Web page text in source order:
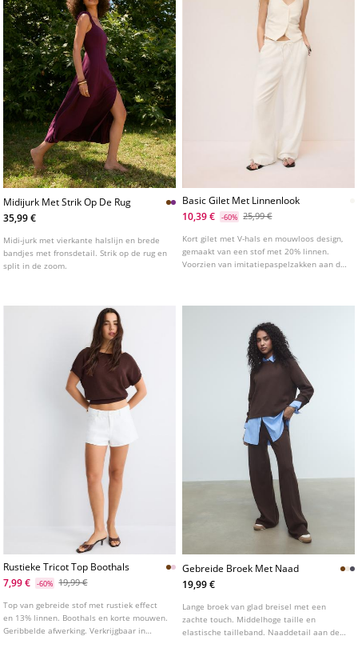
Midijurk Met Strik Op De Rug
35,99 €
Midi-jurk met vierkante halslijn en brede
bandjes met fronsdetail. Strik op de rug en
split in de zoom.
Basic Gilet Met Linnenlook
10,39 €
-60% 25,99 €
Kort gilet met V-hals en mouwloos design,
gemaakt van een stof met 20% linnen.
Voorzien van imitatiepaspelzakken aan de
Rustieke Tricot Top Boothals
7,99 €
-60% 19,99 €
Top van gebreide stof met rustiek effect
en 13% linnen. Boothals en korte mouwen.
Geribbelde afwerking. Verkrijgbaar in
Gebreide Broek Met Naad
19,99 €
Lange broek van glad breisel met een
zachte touch. Middelhoge taille en
elastische tailleband. Naaddetail aan de